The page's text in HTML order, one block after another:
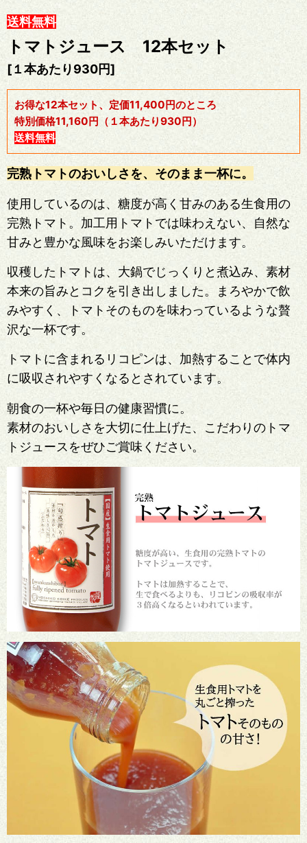
送料無料
トマトジュース 12本セット
[１本あたり930円]
お得な12本セット、定価11,400円のところ
特別価格11,160円（１本あたり930円）
送料無料
完熟トマトのおいしさを、そのまま一杯に。
使用しているのは、糖度が高く甘みのある生食用の
完熟トマト。加工用トマトでは味わえない、自然な
甘みと豊かな風味をお楽しみいただけます。
収穫したトマトは、大鍋でじっくりと煮込み、素材
本来の旨みとコクを引き出しました。まろやかで飲
みやすく、トマトそのものを味わっているような贅
沢な一杯です。
トマトに含まれるリコピンは、加熱することで体内
に吸収されやすくなるとされています。
朝食の一杯や毎日の健康習慣に。
素材のおいしさを大切に仕上げた、こだわりのトマ
トジュースをぜひご賞味ください。